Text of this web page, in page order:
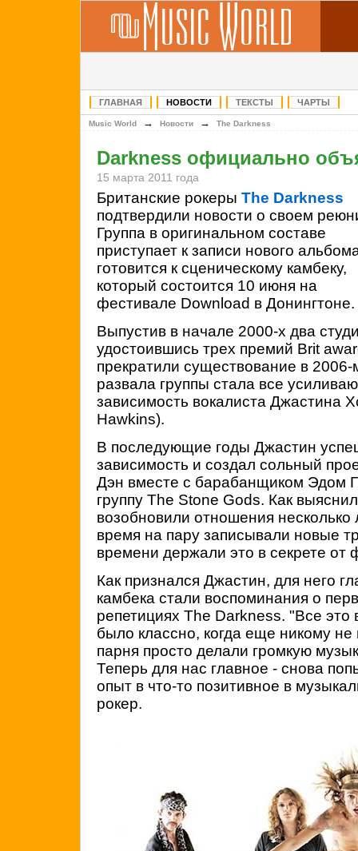
ГЛАВНАЯ НОВОСТИ ТЕКСТЫ ЧАРТЫ
Music World → Новости → The Darkness
Darkness официально
15 марта 2011 года
Британские рокеры The Darkness
подтвердили новости о своем
Группа в оригинальном составе
приступает к записи нового
готовится к сценическому камбеку,
который состоится 10 июня на
фестивале Download в Донингтоне.
Выпустив в начале 2000-х два
удостоившись трех премий Brit
прекратили существование в
развала группы стала все
зависимость вокалиста Джастина
Hawkins).
В последующие годы Джастин
зависимость и создал сольный
Дэн вместе с барабанщиком Эдом
группу The Stone Gods. Как
возобновили отношения несколько
время на пару записывали новые
времени держали это в секрете от
Как признался Джастин, для него
камбека стали воспоминания о
репетициях The Darkness. "Все
было классно, когда еще никому
парня просто делали громкую
Теперь для нас главное - снова
опыт в что-то позитивное в
рокер.